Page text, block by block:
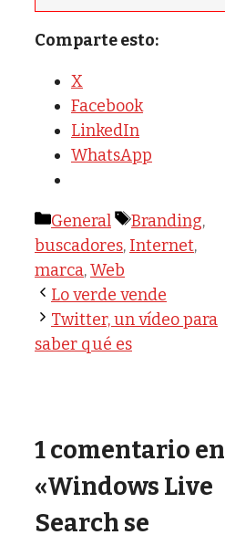
Comparte esto:
X
Facebook
LinkedIn
WhatsApp
Categorías
General Etiquetas
Branding,
buscadores, Internet,
marca,Web
Lo verde vende
Twitter, un vídeo para
saber qué es
1 comentario en
«Windows Live
Search se